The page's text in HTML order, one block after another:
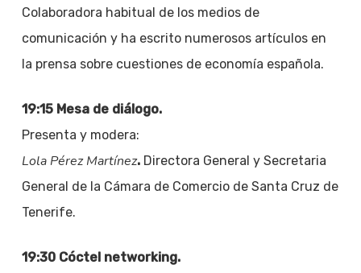
Colaboradora habitual de los medios de
comunicación y ha escrito numerosos artículos en
la prensa sobre cuestiones de economía española.
19:15 Mesa de diálogo.
Presenta y modera:
Lola Pérez Martínez.Directora General y Secretaria
General de la Cámara de Comercio de Santa Cruz de
Tenerife.
19:30 Cóctel networking.